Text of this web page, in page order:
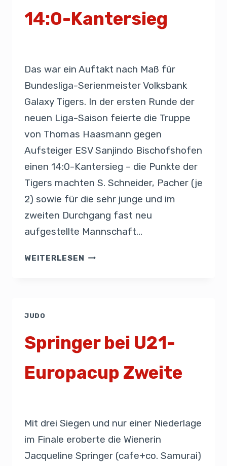
14:0-Kantersieg
Das war ein Auftakt nach Maß für
Bundesliga-Serienmeister Volksbank
Galaxy Tigers. In der ersten Runde der
neuen Liga-Saison feierte die Truppe
von Thomas Haasmann gegen
Aufsteiger ESV Sanjindo Bischofshofen
einen 14:0-Kantersieg – die Punkte der
Tigers machten S. Schneider, Pacher (je
2) sowie für die sehr junge und im
zweiten Durchgang fast neu
aufgestellte Mannschaft…
WEITERLESEN
JUDO
Springer bei U21-
Europacup Zweite
Mit drei Siegen und nur einer Niederlage
im Finale eroberte die Wienerin
Jacqueline Springer (cafe+co. Samurai)